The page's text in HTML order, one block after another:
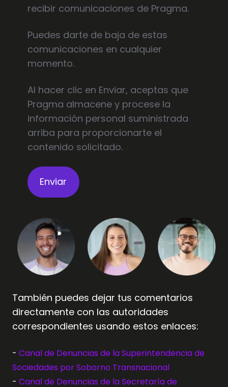
recibir comunicaciones de Pragma.
Puedes darte de baja de estas
comunicaciones en cualquier
momento.
Al hacer clic en Enviar, aceptas que
Pragma almacene y procese la
información personal suministrada
arriba para proporcionarte el
contenido solicitado.
También puedes dejar tus comentarios
directamente con las autoridades
correspondientes usando estos enlaces:
- Canal de Denuncias de la Superintendencia de
Sociedades por Soborno Transnacional
- Canal de Denuncias de la Secretaría de